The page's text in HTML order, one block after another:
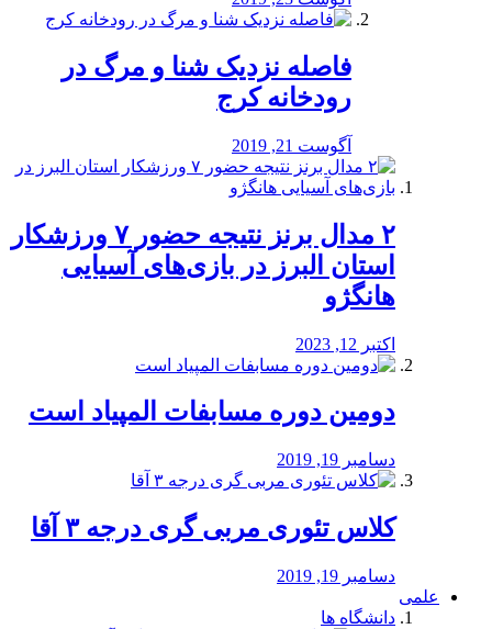
️فاصله نزدیک شنا و مرگ در
رودخانه کرج
آگوست 21, 2019
۲ مدال برنز نتیجه حضور ۷ ورزشکار
استان البرز در بازی‌های آسیایی
هانگژو
اکتبر 12, 2023
دومین دوره مسابفات المپیاد است
دسامبر 19, 2019
کلاس تئوری مربی گری درجه ۳ آقا
دسامبر 19, 2019
علمی
دانشگاه ها